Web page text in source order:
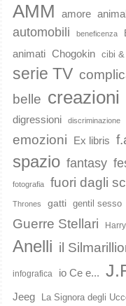
AMM amore
automobili beneficenza
animati Chogokin cibi &
serie TV
belle creazioni
digressioni
discriminazione
emozioni Ex libris
spazio fantasy
fotografia fuori dagli
Thrones gatti gentil sesso
Guerre Stellari
Anelli il
infografica io Ce e...
Jeeg La Signora degli